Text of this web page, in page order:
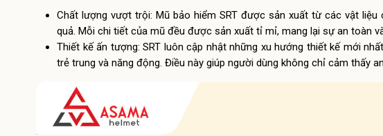
Chất lượng vượt trội: Mũ bảo hiểm SRT được sản xuất từ các vật
quả. Mỗi chi tiết của mũ đều được sản xuất tỉ mỉ, mang lại sự an toàn
Thiết kế ấn tượng: SRT luôn cập nhật những xu hướng thiết kế mới
trẻ trung và năng động. Điều này giúp người dùng không chỉ cảm thấy